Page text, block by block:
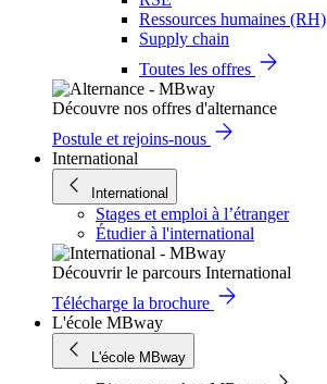
Ressources humaines (RH)
Supply chain
Toutes les offres
Découvre nos offres d'alternance
Postule et rejoins-nous
International
International
Stages et emploi à l’étranger
Étudier à l'international
Découvrir le parcours International
Télécharge la brochure
L'école MBway
L'école MBway